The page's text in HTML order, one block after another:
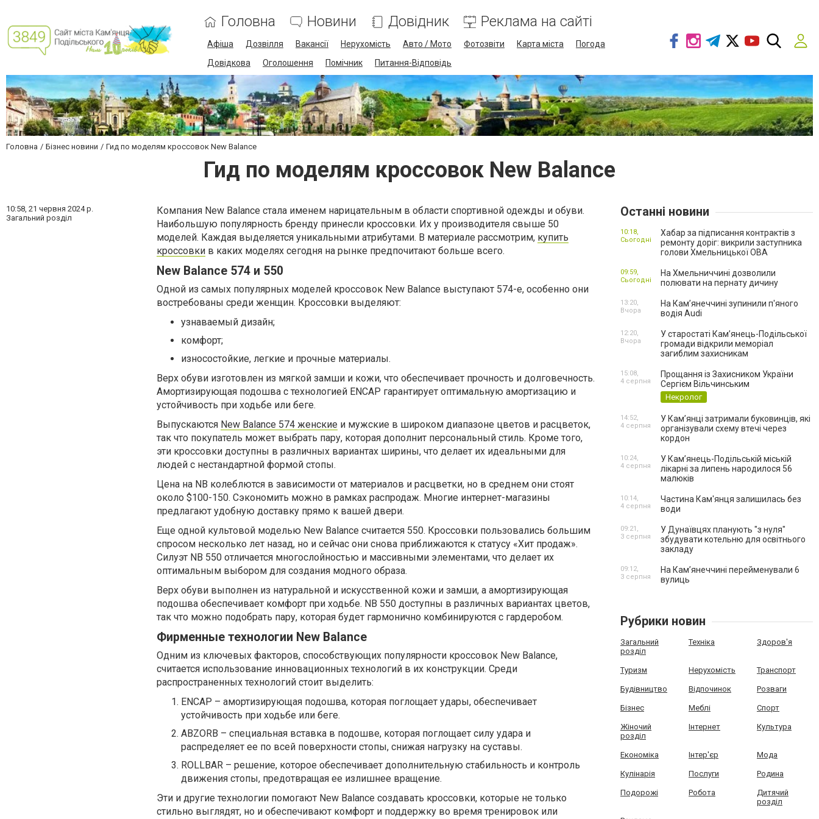
Головна Новини Довідник Реклама на сайті
Афіша Дозвілля Вакансії Нерухомість Авто / Мото Фотозвіти Карта міста
Погода
Довідкова
Оголошення Помічник Питання-Відповідь
Головна Бізнес новини Гид по моделям кроссовок New Balance
Гид по моделям кроссовок New Balance
10:58, 21 червня 2024 р.
Загальний розділ
Компания New Balance стала именем нарицательным в области спортивной одежды и обуви.
Наибольшую популярность бренду принесли кроссовки. Их у производителя свыше 50
моделей. Каждая выделяется уникальными атрибутами. В материале рассмотрим, купить
кроссовки в каких моделях сегодня на рынке предпочитают больше всего.
New Balance 574 и 550
Одной из самых популярных моделей кроссовок New Balance выступают 574-е, особенно они
востребованы среди женщин. Кроссовки выделяют:
узнаваемый дизайн;
комфорт;
износостойкие, легкие и прочные материалы.
Верх обуви изготовлен из мягкой замши и кожи, что обеспечивает прочность и долговечность.
Амортизирующая подошва с технологией ENCAP гарантирует оптимальную амортизацию и
устойчивость при ходьбе или беге.
Выпускаются New Balance 574 женские и мужские в широком диапазоне цветов и расцветок,
так что покупатель может выбрать пару, которая дополнит персональный стиль. Кроме того,
эти кроссовки доступны в различных вариантах ширины, что делает их идеальными для
людей с нестандартной формой стопы.
Цена на NB колеблются в зависимости от материалов и расцветки, но в среднем они стоят
около $100-150. Сэкономить можно в рамках распродаж. Многие интернет-магазины
предлагают удобную доставку прямо к вашей двери.
Еще одной культовой моделью New Balance считается 550. Кроссовки пользовались большим
спросом несколько лет назад, но и сейчас они снова приближаются к статусу «Хит продаж».
Силуэт NB 550 отличается многослойностью и массивными элементами, что делает их
оптимальным выбором для создания модного образа.
Верх обуви выполнен из натуральной и искусственной кожи и замши, а амортизирующая
подошва обеспечивает комфорт при ходьбе. NB 550 доступны в различных вариантах цветов,
так что можно подобрать пару, которая будет гармонично комбинируются с гардеробом.
Фирменные технологии New Balance
Одним из ключевых факторов, способствующих популярности кроссовок New Balance,
считается использование инновационных технологий в их конструкции. Среди
распространенных технологий стоит выделить:
ENCAP – амортизирующая подошва, которая поглощает удары, обеспечивает
устойчивость при ходьбе или беге.
ABZORB – специальная вставка в подошве, которая поглощает силу удара и
распределяет ее по всей поверхности стопы, снижая нагрузку на суставы.
ROLLBAR – решение, которое обеспечивает дополнительную стабильность и контроль
движения стопы, предотвращая ее излишнее вращение.
Эти и другие технологии помогают New Balance создавать кроссовки, которые не только
стильно выглядят, но и обеспечивают комфорт и поддержку во время тренировок или
Останні новини
Хабар за підписання контрактів з
ремонту доріг: викрили заступника
голови Хмельницької ОВА
10:18,
Сьогодні
На Хмельниччині дозволили
полювати на пернату дичину
09:59,
Сьогодні
На Камʼянеччині зупинили п'яного
водія Audi
13:20,
Вчора
У старостаті Кам’янець-Подільської
громади відкрили меморіал
загиблим захисникам
12:20,
Вчора
Прощання із Захисником України
Сергієм Вільчинським
Некролог
15:08,
4 серпня
У Кам’янці затримали буковинців, які
організували схему втечі через
кордон
14:52,
4 серпня
У Кам’янець-Подільській міській
лікарні за липень народилося 56
малюків
10:24,
4 серпня
Частина Кам'янця залишилась без
води
10:14,
4 серпня
У Дунаївцях планують "з нуля"
збудувати котельню для освітнього
закладу
09:21,
3 серпня
На Камʼянеччині перейменували 6
вулиць
09:12,
3 серпня
Рубрики новин
Загальний
розділ
Техніка Здоров'я
Туризм Нерухомість Транспорт
Будівництво Відпочинок Розваги
Бізнес Меблі Спорт
Жіночий
розділ
Інтернет Культура
Економіка Інтер'єр Мода
Кулінарія Послуги Родина
Подорожі Робота
Дитячий
розділ